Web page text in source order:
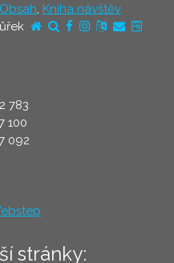
Obsah, Kniha návštěv
783
100
092
stránky: